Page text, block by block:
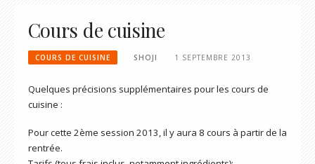
Cours de cuisine
COURS DE CUISINE SHOJI 1 SEPTEMBRE 2013
Quelques précisions supplémentaires pour les cours de
cuisine :
Pour cette 2ème session 2013, il y aura 8 cours à partir de la
rentrée.